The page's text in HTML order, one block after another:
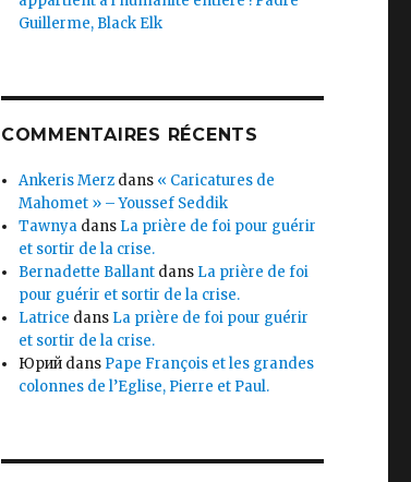
Guillerme, Black Elk
COMMENTAIRES RÉCENTS
Ankeris Merz dans « Caricatures de
Mahomet » – Youssef Seddik
Tawnya dans La prière de foi pour guérir
et sortir de la crise.
Bernadette Ballant dans La prière de foi
pour guérir et sortir de la crise.
Latrice dans La prière de foi pour guérir
et sortir de la crise.
Юрий dans Pape François et les grandes
colonnes de l’Eglise, Pierre et Paul.